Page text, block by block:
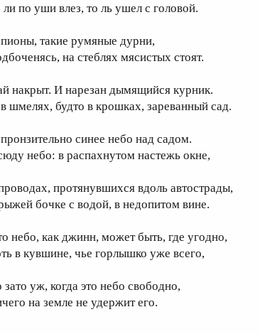
ли по уши влез, то ль ушел с головой.
такие румяные дурни,
на стеблях мясистых стоят.
накрыт. И нарезан дымящийся курник.
шмелях, будто в крошках, зареванный сад.
синее небо над садом.
небо: в распахнутом настежь окне,
протянувшихся вдоль автострады,
бочке с водой, в недопитом вине.
небо, как джинн, может быть, где угодно,
в кувшине, чье горлышко уже всего,
зато уж, когда это небо свободно,
на земле не удержит его.